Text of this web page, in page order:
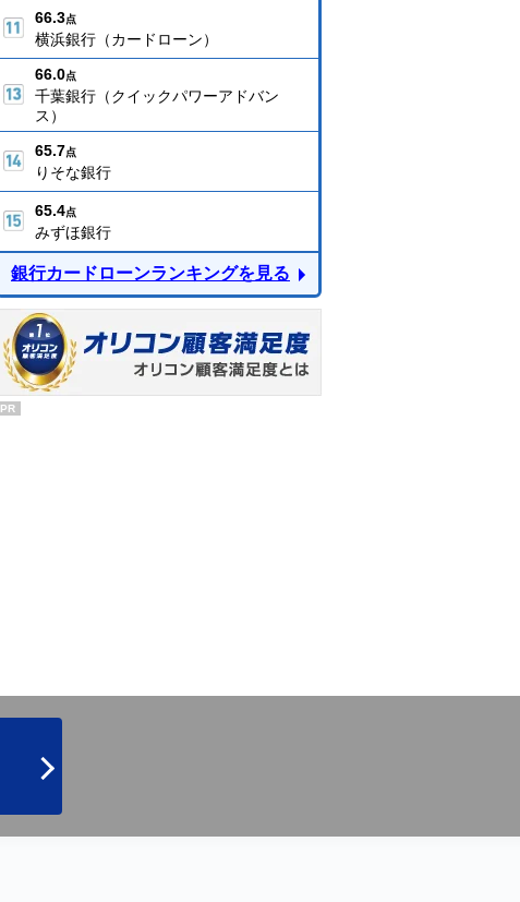
66.3点
横浜銀行（カードローン）
66.0点
千葉銀行（クイックパワーアドバン
ス）
65.7点
りそな銀行
65.4点
みずほ銀行
銀行カードローンランキングを見る
PR